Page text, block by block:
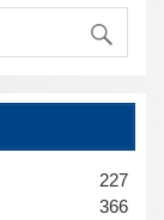
227
366